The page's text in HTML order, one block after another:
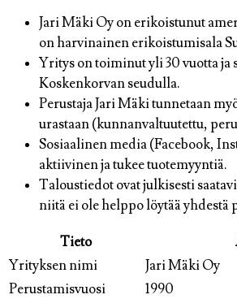
Jari Mäki Oy on erikoistunut
on harvinainen erikoistumisala
Yritys on toiminut yli 30 vuotta ja
Koskenkorvan seudulla.
Perustaja Jari Mäki tunnetaan
urastaan (kunnanvaltuutettu,
Sosiaalinen media (Facebook,
aktiivinen ja tukee tuotemyyntiä.
Taloustiedot ovat julkisesti
niitä ei ole helppo löytää yhdestä
Tieto
Yrityksen nimi
Jari Mäki Oy
Perustamisvuosi
1990